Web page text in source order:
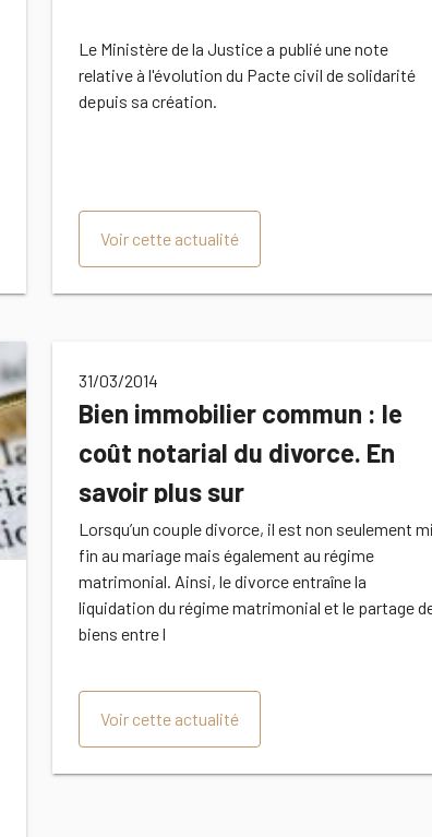
Le Ministère de la Justice a publié une note
relative à l'évolution du Pacte civil de solidarité
depuis sa création.
Voir cette actualité
31/03/2014
Bien immobilier commun : le
coût notarial du divorce. En
savoir plus sur
http://www.village-
justice.com/articles/Bien-
immobilier-commun-cout,
Lorsqu’un couple divorce, il est non seulement
fin au mariage mais également au régime
matrimonial. Ainsi, le divorce entraîne la
liquidation du régime matrimonial et le partage
biens entre l
Voir cette actualité